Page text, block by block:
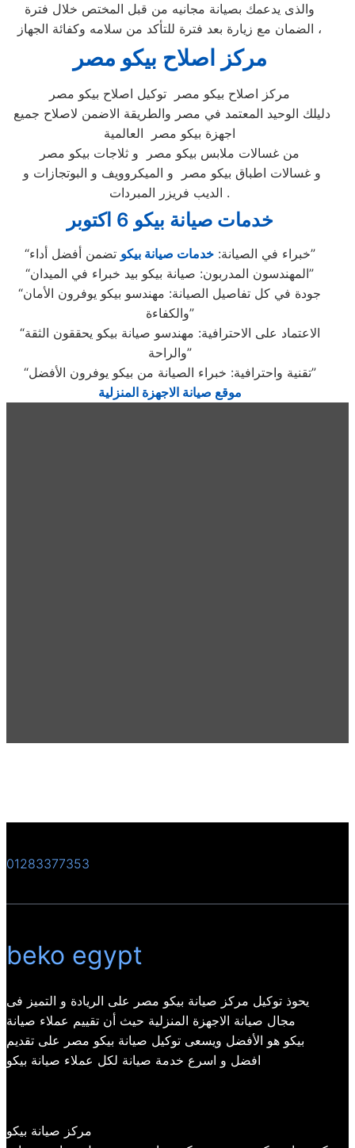
والذى يدعمك بصيانة مجانيه من قبل المختص خلال فترة
الضمان مع زيارة بعد فترة للتأكد من سلامه وكفائة الجهاز ،
مركز اصلاح بيكو مصر
مركز اصلاح بيكو مصر توكيل اصلاح بيكو مصر
اجهزة بيكو مصر العالمية
من غسالات ملابس بيكو مصر و ثلاجات بيكو مصر
الديب فريزر المبردات .
خدمات صيانة بيكو 6 اكتوبر
“خبراء في الصيانة:خدمات صيانة بيكو
تضمن أفضل أداء”
“المهندسون المدربون: صيانة بيكو بيد خبراء في الميدان”
“جودة في كل تفاصيل الصيانة: مهندسو بيكو يوفرون الأمان
والكفاءة”
“الاعتماد على الاحترافية: مهندسو صيانة بيكو يحققون الثقة
والراحة”
“تقنية واحترافية: خبراء الصيانة من بيكو يوفرون الأفضل”
موقع صيانة الاجهزة المنزلية
01283377353
beko egypt
يحوذ توكيل مركز صيانة بيكو مصر على الريادة و التميز فى
مجال صيانة الاجهزة المنزلية حيث أن تقييم عملاء صيانة
بيكو هو الأفضل ويسعى توكيل صيانة بيكو مصر على تقديم
افضل و اسرع خدمة صيانة لكل عملاء صيانة بيكو
مركز صيانة بيكو